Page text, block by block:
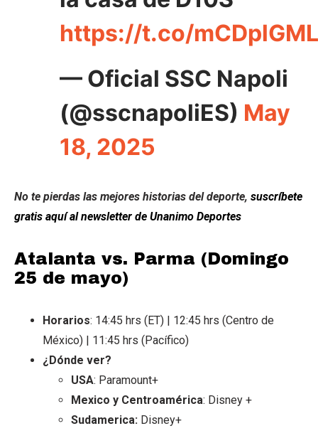
https://t.co/
— Oficial SSC Napoli
(@sscnapoliES) May
18, 2025
No te pierdas las mejores historias del deporte, suscríbete
gratis aquí al newsletter de Unanimo Deportes
Atalanta vs. Parma (Domingo
25 de mayo)
Horarios: 14:45 hrs (ET) | 12:45 hrs (Centro de
México) | 11:45 hrs (Pacífico)
¿Dónde ver?
USA: Paramount+
Mexico y Centroamérica: Disney +
Sudamerica: Disney+